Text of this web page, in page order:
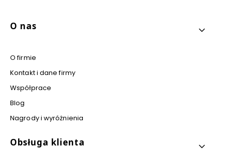
Linki w stopce
O nas
O firmie
Kontakt i dane firmy
Współprace
Blog
Nagrody i wyróżnienia
Obsługa klienta